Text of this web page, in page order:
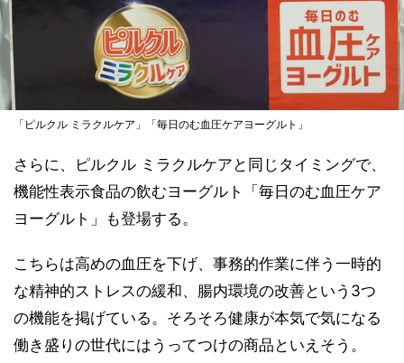
「ピルクル ミラクルケア」「毎日のむ血圧ケアヨーグルト」
さらに、ピルクル ミラクルケアと同じタイミングで、
機能性表示食品の飲むヨーグルト「毎日のむ血圧ケア
ヨーグルト」も登場する。
こちらは高めの血圧を下げ、事務的作業に伴う一時的
な精神的ストレスの緩和、腸内環境の改善という3つ
の機能を掲げている。そろそろ健康が本気で気になる
働き盛りの世代にはうってつけの商品といえそう。